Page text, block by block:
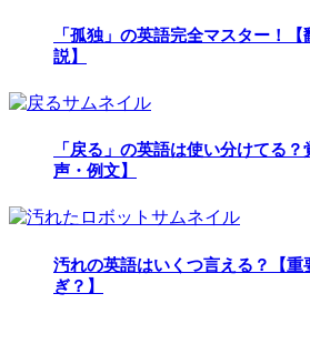
「孤独」の英語完全マスター！
説】
「戻る」の英語は使い分けてる
声・例文】
汚れの英語はいくつ言える？【重
ぎ？】